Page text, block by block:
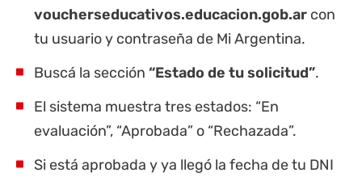
voucherseducativos.educacion.gob.ar con
tu usuario y contraseña de Mi Argentina.
Buscá la sección “Estado de tu solicitud”.
El sistema muestra tres estados: “En
evaluación”, “Aprobada” o “Rechazada”.
Si está aprobada y ya llegó la fecha de tu DNI